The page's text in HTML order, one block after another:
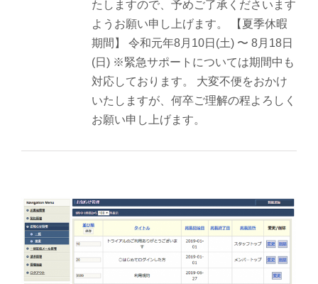
たしますので、予めご了承くださいます
ようお願い申し上げます。 【夏季休暇
期間】 令和元年8月10日(土) 〜 8月18日
(日) ※緊急サポートについては期間中も
対応しております。 大変不便をおかけ
いたしますが、何卒ご理解の程よろしく
お願い申し上げます。